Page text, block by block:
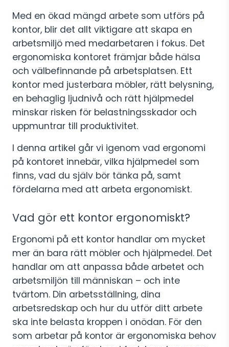
Med en ökad mängd arbete som utförs på
kontor, blir det allt viktigare att skapa en
arbetsmiljö med medarbetaren i fokus. Det
ergonomiska kontoret främjar både hälsa
och välbefinnande på arbetsplatsen. Ett
kontor med justerbara möbler, rätt belysning,
en behaglig ljudnivå och rätt hjälpmedel
minskar risken för belastningsskador och
uppmuntrar till produktivitet.
I denna artikel går vi igenom vad ergonomi
på kontoret innebär, vilka hjälpmedel som
finns, vad du själv bör tänka på, samt
fördelarna med att arbeta ergonomiskt.
Vad gör ett kontor ergonomiskt?
Ergonomi på ett kontor handlar om mycket
mer än bara rätt möbler och hjälpmedel. Det
handlar om att anpassa både arbetet och
arbetsmiljön till människan – och inte
tvärtom. Din arbetsställning, dina
arbetsredskap och hur du utför ditt arbete
ska inte belasta kroppen i onödan. För den
som arbetar på kontor är ergonomiska behov